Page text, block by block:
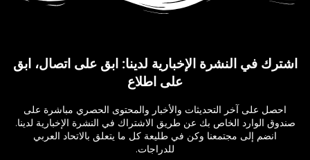
اشترك في النشرة الإخبارية لدينا: ابق على اتصال، ابق
على اطلاع
احصل على آخر التحديثات والأخبار والمحتوى الحصري مباشرة على
صندوق الوارد الخاص بك عن طريق الاشتراك في النشرة الإخبارية لدينا.
انضم إلى مجتمعنا وكن في طليعة كل ما يتعلق بالاتحاد العربي
للدراجات.